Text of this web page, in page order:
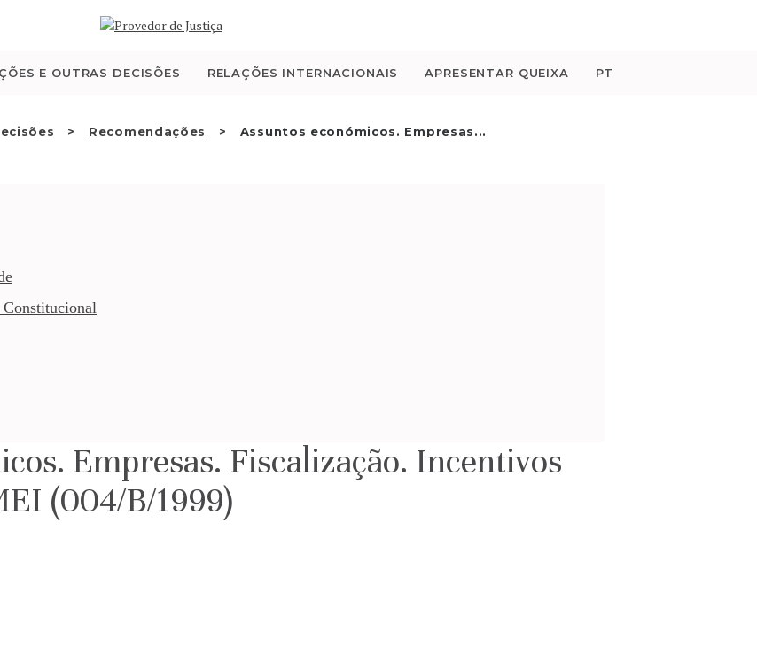
E OUTRAS DECISÕES RELAÇÕES INTERNACIONAIS APRESENTAR QUEIXA PT
Recomendações Assuntos económicos. Empresas...
SOMOS
E
QUEIXA
Constitucional
Empresas. Fiscalização. Incentivos
(004/B/1999)